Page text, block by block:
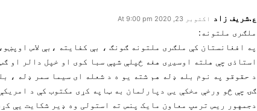
ع.شریف زاد اکتوبر 23, 2020 At 9:00 pm
ملګری ملتونه:
په افغانستان کې ملګری ملتونه ګونګ ، بې کفایته ،بې لاس
استاذی چې هلته اوسیږی هغه ځپلې شپې سبا کوی او خپل دالر او
د حقوقو په نوم بله ډله هم شته یو ه د شعله ای سیما سمر ډله ،
ګۍ چې څو ورخې مخکې یی دپارلمان به ټاپه کړی مکتوب کې د
دجمهور ریس ترمپ معاون مایک پنس ته استولی وه ډیر شکایت یې